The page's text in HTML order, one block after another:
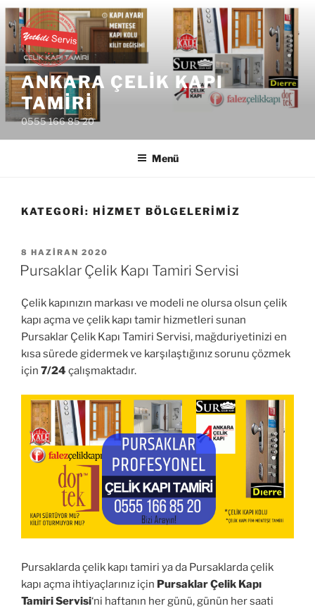
İçeriğe
geç
ANKARA ÇELIK KAPI
TAMIRI
0555 166 85 20
Menü
KATEGORI: HIZMET BÖLGELERIMIZ
YAYIM
TARIHI
8 HAZIRAN 2020
Pursaklar Çelik Kapı Tamiri Servisi
Çelik kapınızın markası ve modeli ne olursa olsun çelik
kapı açma ve çelik kapı tamir hizmetleri sunan
Pursaklar Çelik Kapı Tamiri Servisi, mağduriyetinizi en
kısa sürede gidermek ve karşılaştığınız sorunu çözmek
için 7/24 çalışmaktadır.
Pursaklarda çelik kapı tamiri ya da Pursaklarda çelik
kapı açma ihtiyaçlarınız için Pursaklar Çelik Kapı
Tamiri Servisi‘ni haftanın her günü, günün her saati